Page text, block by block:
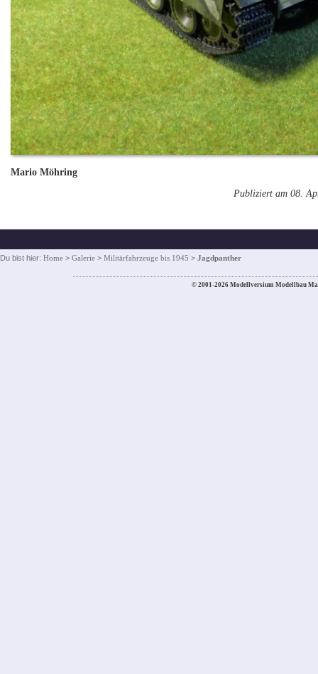
Mario Möhring
Publiziert am 08.
Du bist hier: Home > Galerie > Militärfahrzeuge bis 1945 > Jagdpanther
© 2001-2026 Modellversium Modellbau